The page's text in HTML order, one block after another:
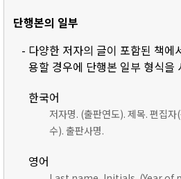
단행본의 일부
- 다양한 저자의 글이 포함된 책에
용할 경우에 단행본 일부 형식을
한국어
저자명. (출판연도). 제목. 편집자
수). 출판사명.
영어